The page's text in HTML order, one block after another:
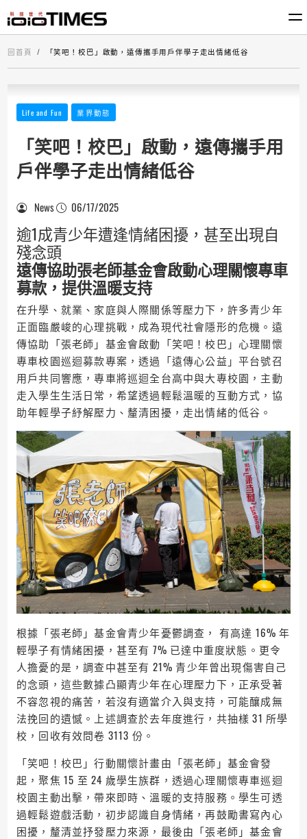
回首頁 「笑吧！校巴」啟動，遠傳攜手用戶伴學子走出情緒低谷
Life and Fun 業界動態
「笑吧！校巴」啟動，遠傳攜手用
戶伴學子走出情緒低谷
News 06/17/2025
逾1成青少年遭逢情緒困擾，甚至出現自
殘念頭
遠傳協助張老師基金會啟動心理關懷專車
募款，提供溫暖支持
在升學、就業、家庭與人際關係等壓力下，許多青少年
正面臨嚴峻的心理挑戰，成為現代社會隱形的危機。遠
傳協助「張老師」基金會啟動「笑吧！校巴」心理關懷
專車校園巡迴募款專案，透過「遠傳心公益」平台號召
用戶共同響應，專車將巡迴全台高中與大專校園，主動
走入學生生活日常，希望透過輕鬆溫暖的互動方式，協
助年輕學子紓解壓力、釐清困擾，走出情緒的低谷。
根據「張老師」基金會青少年憂鬱調查， 有高達 16% 年
輕學子有情緒困擾，甚至有 7% 已達中重度狀態。更令
人擔憂的是，調查中甚至有 21% 青少年曾出現傷害自己
的念頭，這些數據凸顯青少年在心理壓力下，正承受著
不容忽視的痛苦，若沒有適當介入與支持，可能釀成無
法挽回的遺憾。上述調查於去年度進行，共抽樣 31 所學
校，回收有效問卷 3113 份。
「笑吧！校巴」行動關懷計畫由「張老師」基金會發
起，聚焦 15 至 24 歲學生族群，透過心理關懷專車巡迴
校園主動出擊，帶來即時、溫暖的支持服務。學生可透
過輕鬆遊戲活動，初步認識自身情緒，再鼓勵書寫內心
困擾，釐清並抒發壓力來源，最後由「張老師」基金會